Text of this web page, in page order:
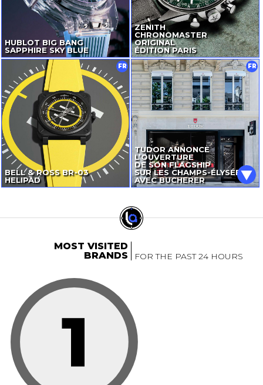
HUBLOT BIG BANG
SAPPHIRE SKY BLUE
ZENITH
CHRONOMASTER
ORIGINAL
ÉDITION PARIS
BELL & ROSSBR-03
HELIPAD
FR
TUDOR ANNONCE
L’OUVERTURE
DE SON FLAGSHIP
SUR LES CHAMPS-ÉLYSÉES
AVEC BUCHERER
FR
MOST VISITED
BRANDS
FOR THE PAST 24 HOURS
1